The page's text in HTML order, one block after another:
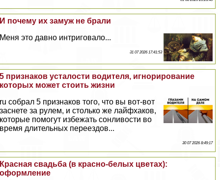
И почему их замуж не брали
Меня это давно интриговало...
31 07 2026 17:41:53
5 признаков усталости водителя, игнорирование
которых может стоить жизни
ru собрал 5 признаков того, что вы вот-вот
заснете за рулем, и столько же лайфхаков,
которые помогут избежать сонливости во
время длительных переездов...
30 07 2026 8:49:17
Красная свадьба (в красно-белых цветах):
оформление